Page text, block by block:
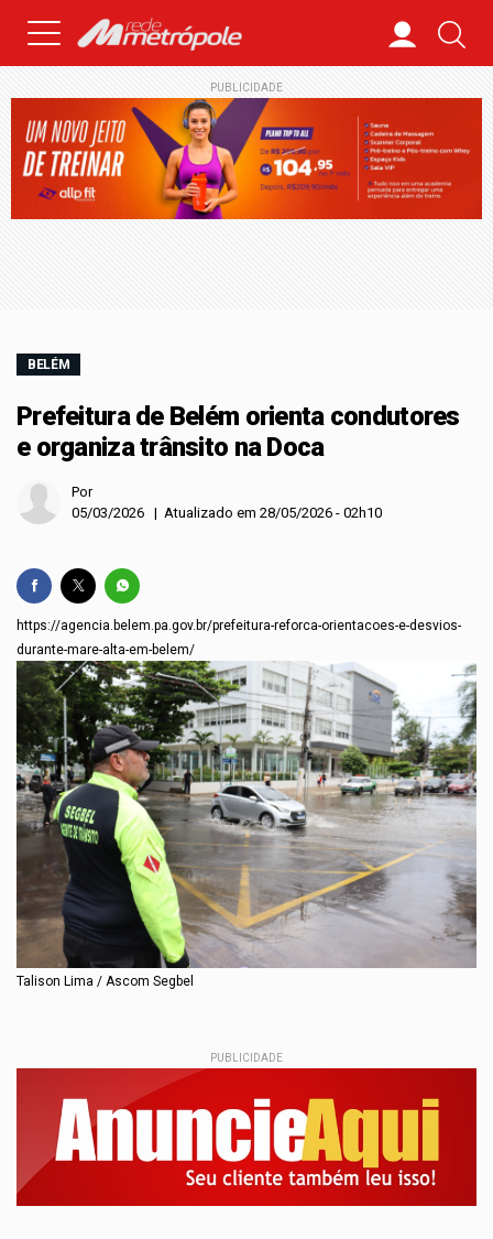
PUBLICIDADE
BELÉM
Prefeitura de Belém orienta condutores
e organiza trânsito na Doca
Por
05/03/2026 | Atualizado em 28/05/2026 - 02h10
https://agencia.belem.pa.gov.br/prefeitura-reforca-orientacoes-e-desvios-
durante-mare-alta-em-belem/
Talison Lima / Ascom Segbel
PUBLICIDADE